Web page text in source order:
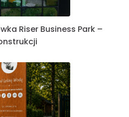
Riser Business Park –